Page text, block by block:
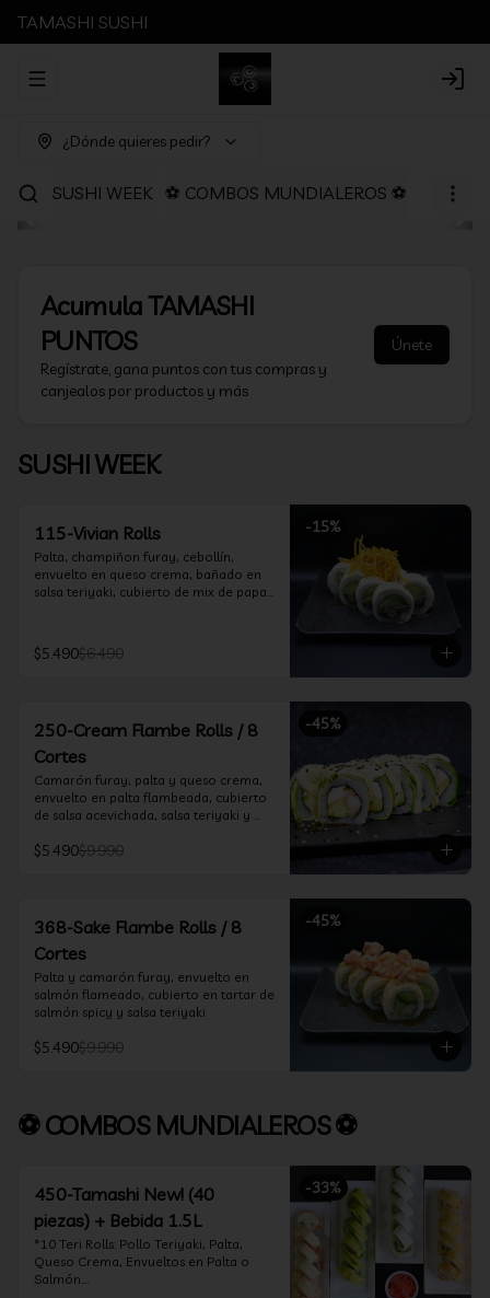
TAMASHI SUSHI
Abrir menu de navegación Login
¿Dónde quieres pedir?
SUSHI WEEK ⚽ COMBOS MUNDIALEROS ⚽
AcumulaTAMASHI
PUNTOS
Regístrate, gana puntos con tus compras y
canjealos por productos y más
Únete
SUSHI WEEK
-15%
115-Vivian Rolls
Palta, champiñon furay, cebollín,
envuelto en queso crema, bañado en
salsa teriyaki, cubierto de mix de papas
$5.490$6.490
-45%
250-Cream Flambe Rolls / 8
Cortes
Camarón furay, palta y queso crema,
envuelto en palta flambeada, cubierto
de salsa acevichada, salsa teriyaki y
$5.490$9.990
-45%
368-Sake Flambe Rolls / 8
Cortes
Palta y camarón furay, envuelto en
salmón flameado, cubierto en tartar de
salmón spicy y salsa teriyaki
$5.490$9.990
⚽ COMBOS MUNDIALEROS ⚽
-33%
450-Tamashi New! (40
piezas) + Bebida 1.5L
*10 Teri Rolls: Pollo Teriyaki, Palta,
Queso Crema, Envueltos en Palta o
Salmón.